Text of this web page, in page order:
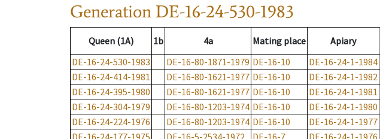
Generation DE-16-24-530-1983
Queen (1A) 1b 4a Mating place Apiary
DE-16-24-530-1983
DE-16-80-1871-1979 DE-16-10 DE-16-24-1-1984
DE-16-24-414-1981
DE-16-80-1621-1977 DE-16-10 DE-16-24-1-1982
DE-16-24-395-1980
DE-16-80-1621-1977 DE-16-10 DE-16-24-1-1981
DE-16-24-304-1979
DE-16-80-1203-1974 DE-16-10 DE-16-24-1-1980
DE-16-24-224-1976
DE-16-80-1203-1974 DE-16-10 DE-16-24-1-1977